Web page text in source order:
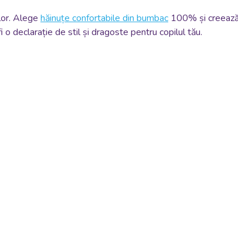
Alege hăinuțe confortabile din bumbac 100% și
o declarație de stil și dragoste pentru copilul tău.